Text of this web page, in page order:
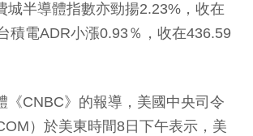
城半導體指數亦勁揚2.23%，收在
積電ADR小漲0.93％，收在436.59
《CNBC》的報導，美國中央司令
）於美東時間8日下午表示，美